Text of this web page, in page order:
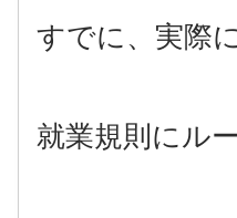
すでに、実際
就業規則にル